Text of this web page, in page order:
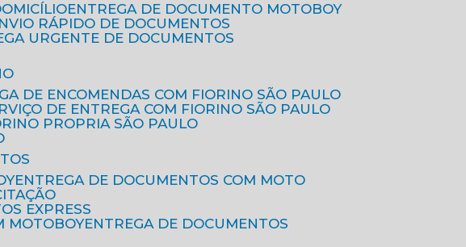
ENTREGA DE DOCUMENTO MOTOBOY
ENVIO RÁPIDO DE DOCUMENTOS
URGENTE DE DOCUMENTOS
DE ENCOMENDAS COM FIORINO SÃO PAULO
DE ENTREGA COM FIORINO SÃO PAULO
PROPRIA SÃO PAULO
ENTREGA DE DOCUMENTOS COM MOTO
EXPRESS
MOTOBOY
ENTREGA DE DOCUMENTOS